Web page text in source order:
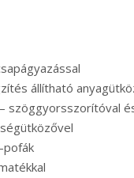
állítható